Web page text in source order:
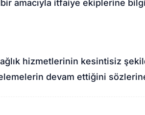
amacıyla itfaiye ekiplerine
hizmetlerinin kesintisiz
devam ettiğini